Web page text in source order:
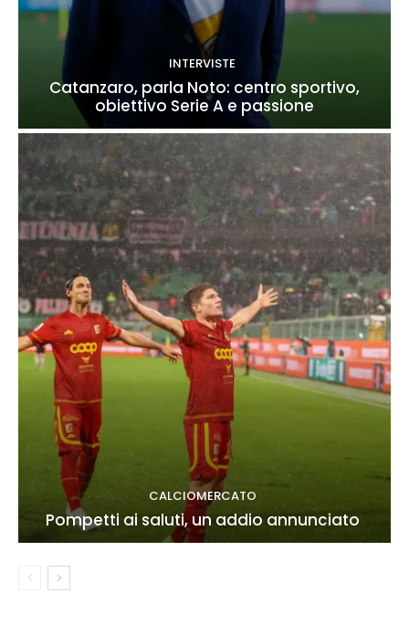
INTERVISTE
Catanzaro, parla Noto: centro sportivo,
obiettivo Serie A e passione
CALCIOMERCATO
Pompetti ai saluti, un addio annunciato